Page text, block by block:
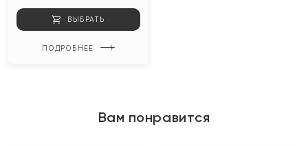
ВЫБРАТЬ
ПОДРОБНЕЕ
Вам понравится